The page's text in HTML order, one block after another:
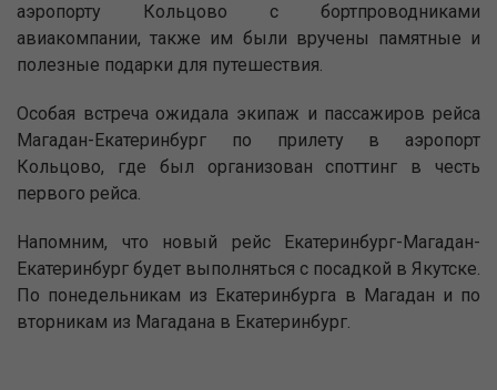
аэропорту Кольцово с бортпроводниками
авиакомпании, также им были вручены памятные и
полезные подарки для путешествия.
Особая встреча ожидала экипаж и пассажиров рейса
Магадан-Екатеринбург по прилету в аэропорт
Кольцово, где был организован споттинг в честь
первого рейса.
Напомним, что новый рейс Екатеринбург-Магадан-
Екатеринбург будет выполняться с посадкой в Якутске.
По понедельникам из Екатеринбурга в Магадан и по
вторникам из Магадана в Екатеринбург.